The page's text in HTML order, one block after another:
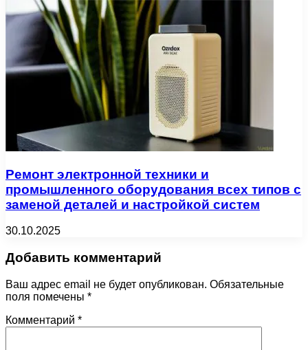
Ремонт электронной техники и
промышленного оборудования всех типов с
заменой деталей и настройкой систем
30.10.2025
Добавить комментарий
Ваш адрес email не будет опубликован. Обязательные
поля помечены *
Комментарий *